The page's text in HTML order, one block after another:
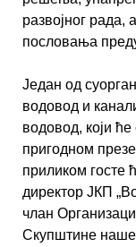
развојног рада,
пословања
Један од
водовод и
водовод, који
пригодном
приликом госте
директор ЈКП
члан
Скупштине